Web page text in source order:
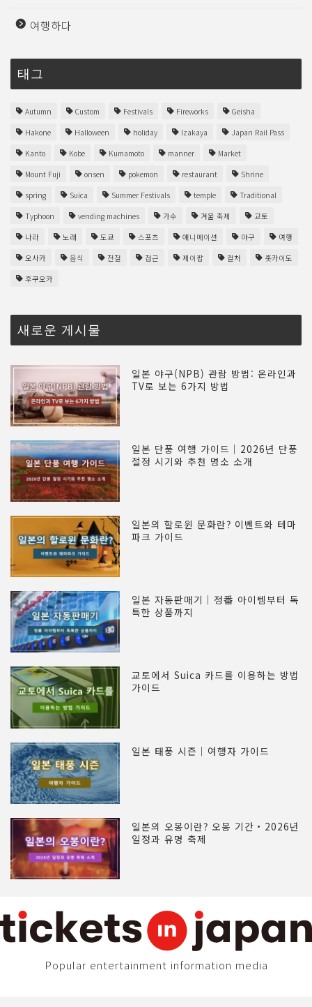
여행하다
태그
Autumn Custom Festivals Fireworks
Geisha
Hakone
Halloween holiday Izakaya
Japan Rail Pass
Kanto
Kobe Kumamoto manner
Market
Mount Fuji
onsen pokemon restaurant
Shrine
spring
Suica Summer Festivals temple
Traditional
Typhoon
vending machines 가수 겨울 축제
교토
나라
노래 도쿄 스포츠 애니메이션 야구
여행
오사카
음식 전철 접근 제이팝 컬처
홋카이도
후쿠오카
새로운 게시물
일본 야구(NPB) 관람 방법: 온라인과
TV로 보는 6가지 방법
일본 단풍 여행 가이드｜2026년 단풍
절정 시기와 추천 명소 소개
일본의 할로윈 문화란? 이벤트와 테마
파크 가이드
일본 자동판매기｜정番 아이템부터 독
특한 상품까지
교토에서 Suica 카드를 이용하는 방법
가이드
일본 태풍 시즌｜여행자 가이드
일본의 오봉이란? 오봉 기간・2026년
일정과 유명 축제
Popular entertainment information media